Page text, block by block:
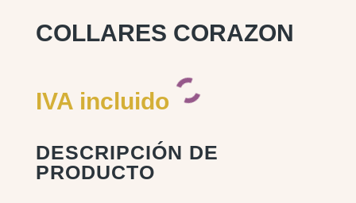
COLLARES CORAZON
IVA incluido
DESCRIPCIÓN DE
PRODUCTO